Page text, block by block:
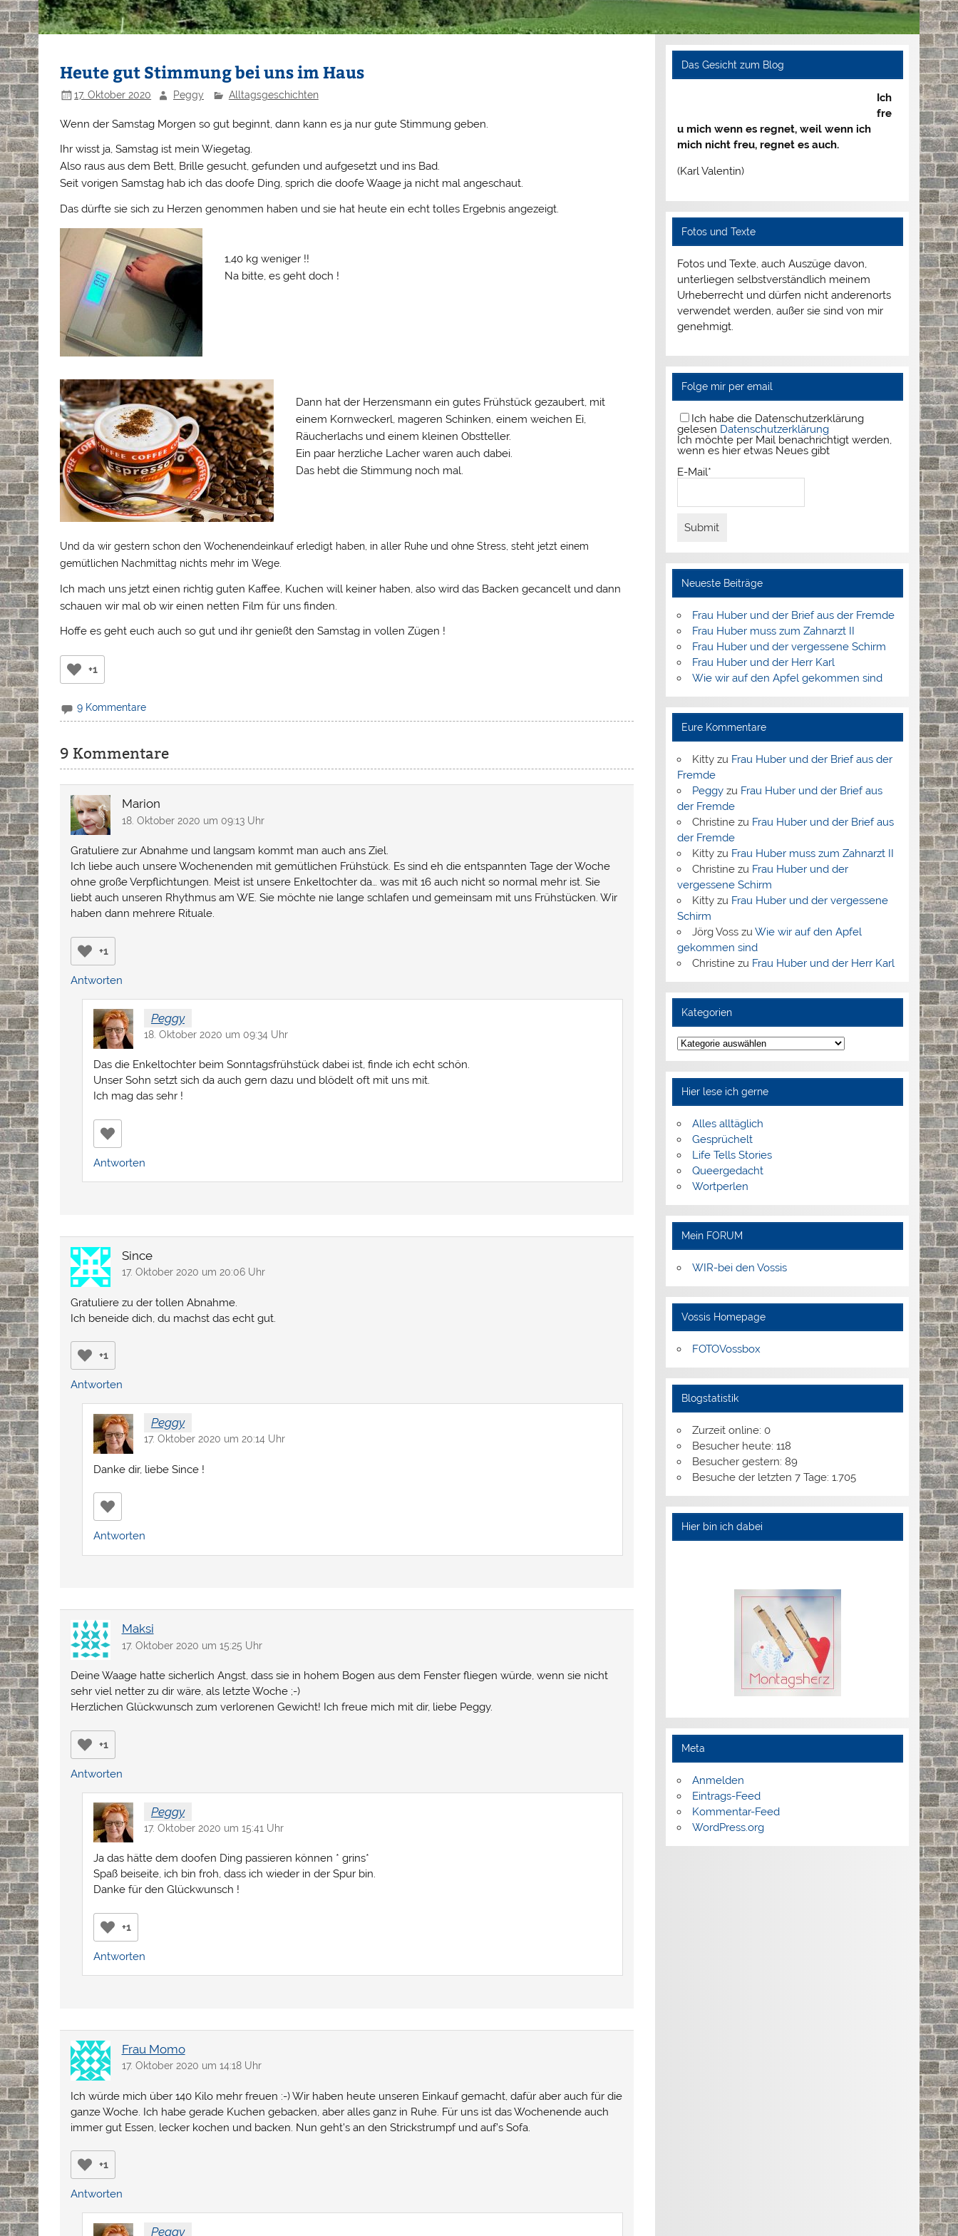
Heute gut Stimmung bei uns im Haus
17. Oktober 2020 Peggy Alltagsgeschichten
Wenn der Samstag Morgen so gut beginnt, dann kann es ja nur gute Stimmung geben.
Ihr wisst ja, Samstag ist mein Wiegetag.
Also raus aus dem Bett, Brille gesucht, gefunden und aufgesetzt und ins Bad.
Seit vorigen Samstag hab ich das doofe Ding, sprich die doofe Waage ja nicht mal angeschaut.
Das dürfte sie sich zu Herzen genommen haben und sie hat heute ein echt tolles Ergebnis angezeigt.
1,40 kg weniger !!
Na bitte, es geht doch !
Dann hat der Herzensmann ein gutes Frühstück gezaubert, mit
einem Kornweckerl, mageren Schinken, einem weichen Ei,
Räucherlachs und einem kleinen Obstteller.
Ein paar herzliche Lacher waren auch dabei.
Das hebt die Stimmung noch mal.
Und da wir gestern schon den Wochenendeinkauf erledigt haben, in aller Ruhe und ohne Stress, steht jetzt einem
gemütlichen Nachmittag nichts mehr im Wege.
Ich mach uns jetzt einen richtig guten Kaffee, Kuchen will keiner haben, also wird das Backen gecancelt und dann
schauen wir mal ob wir einen netten Film für uns finden.
Hoffe es geht euch auch so gut und ihr genießt den Samstag in vollen Zügen !
+1
9 Kommentare
9 Kommentare
Marion
18. Oktober 2020 um 09:13 Uhr
Gratuliere zur Abnahme und langsam kommt man auch ans Ziel.
Ich liebe auch unsere Wochenenden mit gemütlichen Frühstück. Es sind eh die entspannten Tage der Woche
ohne große Verpflichtungen. Meist ist unsere Enkeltochter da… was mit 16 auch nicht so normal mehr ist. Sie
liebt auch unseren Rhythmus am WE. Sie möchte nie lange schlafen und gemeinsam mit uns Frühstücken. Wir
haben dann mehrere Rituale.
+1
Antworten
Peggy
18. Oktober 2020 um 09:34 Uhr
Das die Enkeltochter beim Sonntagsfrühstück dabei ist, finde ich echt schön.
Unser Sohn setzt sich da auch gern dazu und blödelt oft mit uns mit.
Ich mag das sehr !
Antworten
Since
17. Oktober 2020 um 20:06 Uhr
Gratuliere zu der tollen Abnahme.
Ich beneide dich, du machst das echt gut.
+1
Antworten
Peggy
17. Oktober 2020 um 20:14 Uhr
Danke dir, liebe Since !
Antworten
Maksi
17. Oktober 2020 um 15:25 Uhr
Deine Waage hatte sicherlich Angst, dass sie in hohem Bogen aus dem Fenster fliegen würde, wenn sie nicht
sehr viel netter zu dir wäre, als letzte Woche ;-)
Herzlichen Glückwunsch zum verlorenen Gewicht! Ich freue mich mit dir, liebe Peggy.
+1
Antworten
Peggy
17. Oktober 2020 um 15:41 Uhr
Ja das hätte dem doofen Ding passieren können * grins*
Spaß beiseite, ich bin froh, dass ich wieder in der Spur bin.
Danke für den Glückwunsch !
+1
Antworten
Frau Momo
17. Oktober 2020 um 14:18 Uhr
Ich würde mich über 140 Kilo mehr freuen :-) Wir haben heute unseren Einkauf gemacht, dafür aber auch für die
ganze Woche. Ich habe gerade Kuchen gebacken, aber alles ganz in Ruhe. Für uns ist das Wochenende auch
immer gut Essen, lecker kochen und backen. Nun geht’s an den Strickstrumpf und auf’s Sofa.
+1
Antworten
Peggy
Das Gesicht zum Blog
Ich
fre
u mich wenn es regnet, weil wenn ich
mich nicht freu, regnet es auch.
(Karl Valentin)
Fotos und Texte
Fotos und Texte, auch Auszüge davon,
unterliegen selbstverständlich meinem
Urheberrecht und dürfen nicht anderenorts
verwendet werden, außer sie sind von mir
genehmigt.
Folge mir per email
Ich habe die Datenschutzerklärung
gelesen Datenschutzerklärung
Ich möchte per Mail benachrichtigt werden,
wenn es hier etwas Neues gibt
E-Mail*
Neueste Beiträge
Frau Huber und der Brief aus der Fremde
Frau Huber muss zum Zahnarzt II
Frau Huber und der vergessene Schirm
Frau Huber und der Herr Karl
Wie wir auf den Apfel gekommen sind
Eure Kommentare
Kittyzu Frau Huber und der Brief aus der
Fremde
Peggyzu Frau Huber und der Brief aus
der Fremde
Christinezu Frau Huber und der Brief aus
der Fremde
Kittyzu Frau Huber muss zum Zahnarzt II
Christinezu Frau Huber und der
vergessene Schirm
Kittyzu Frau Huber und der vergessene
Schirm
Jörg Vosszu Wie wir auf den Apfel
gekommen sind
Christinezu Frau Huber und der Herr Karl
Kategorien
Kategorien
Hier lese ich gerne
Alles alltäglich
Gesprüchelt
Life Tells Stories
Queergedacht
Wortperlen
Mein FORUM
WIR-bei den Vossis
Vossis Homepage
FOTOVossbox
Blogstatistik
Zurzeit online: 0
Besucher heute: 118
Besucher gestern: 89
Besuche der letzten 7 Tage: 1.705
Hier bin ich dabei
Meta
Anmelden
Eintrags-Feed
Kommentar-Feed
WordPress.org